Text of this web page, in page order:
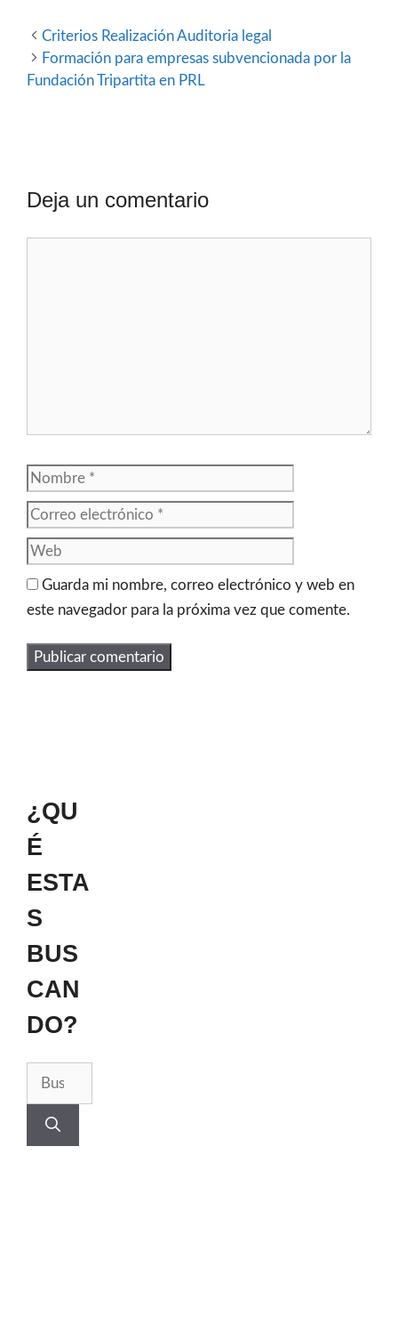
Criterios Realización Auditoria legal
Formación para empresas subvencionada por la
Fundación Tripartita en PRL
Deja un comentario
Guarda mi nombre, correo electrónico y web en
este navegador para la próxima vez que comente.
¿QU
É
ESTA
S
BUS
CAN
DO?